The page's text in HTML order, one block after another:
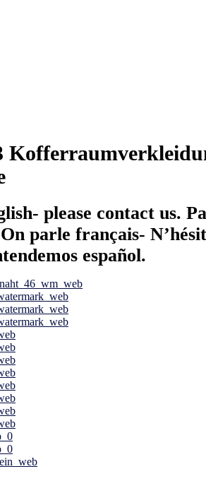
please contact us.
parle français-
español.